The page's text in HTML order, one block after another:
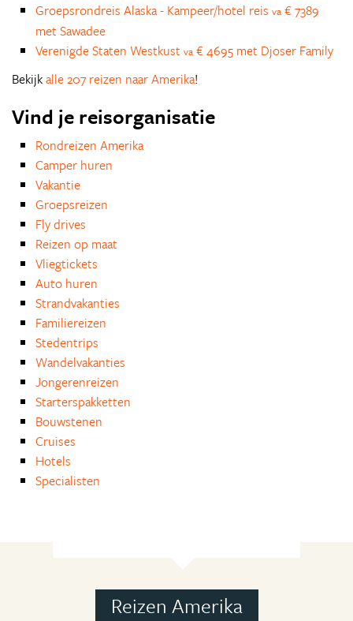
Groepsrondreis Alaska - Kampeer/hotel reis va € 7389
met Sawadee
Verenigde Staten Westkust va € 4695 met Djoser Family
Bekijkalle 207 reizen naar Amerika!
Vind je reisorganisatie
Rondreizen Amerika
Camper huren
Vakantie
Groepsreizen
Fly drives
Reizen op maat
Vliegtickets
Auto huren
Strandvakanties
Familiereizen
Stedentrips
Wandelvakanties
Jongerenreizen
Starterspakketten
Bouwstenen
Cruises
Hotels
Specialisten
Reizen Amerika